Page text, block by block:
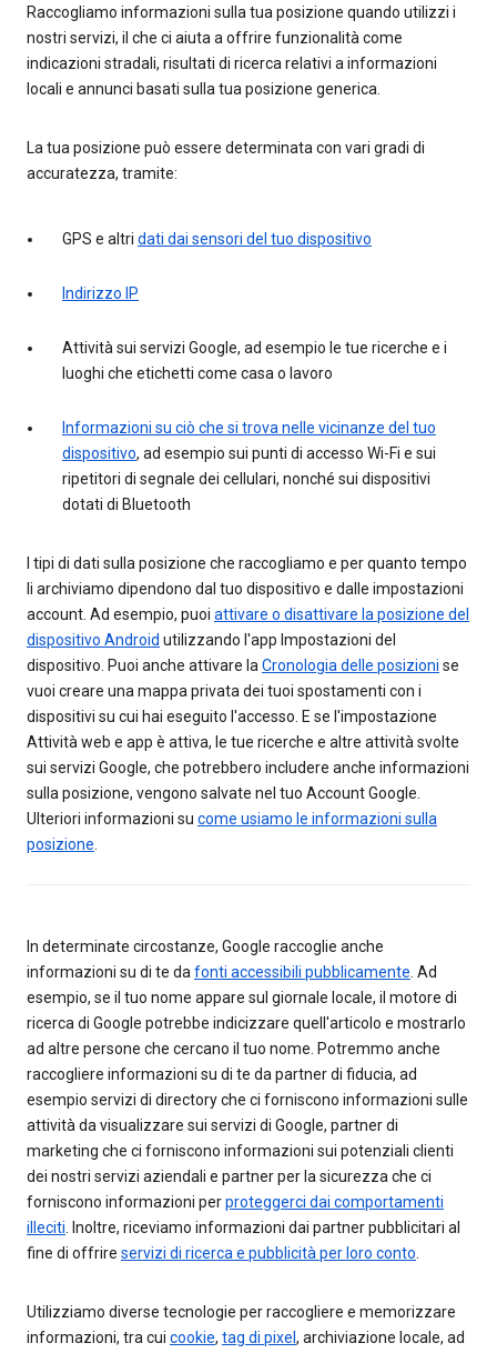
Raccogliamo informazioni sulla tua posizione quando utilizzi i
nostri servizi, il che ci aiuta a offrire funzionalità come
indicazioni stradali, risultati di ricerca relativi a informazioni
locali e annunci basati sulla tua posizione generica.
La tua posizione può essere determinata con vari gradi di
accuratezza, tramite:
GPS e altri dati dai sensori del tuo dispositivo
Indirizzo IP
Attività sui servizi Google, ad esempio le tue ricerche e i
luoghi che etichetti come casa o lavoro
Informazioni su ciò che si trova nelle vicinanze del tuo
dispositivo, ad esempio sui punti di accesso Wi-Fi e sui
ripetitori di segnale dei cellulari, nonché sui dispositivi
dotati di Bluetooth
I tipi di dati sulla posizione che raccogliamo e per quanto tempo
li archiviamo dipendono dal tuo dispositivo e dalle impostazioni
account. Ad esempio, puoi attivare o disattivare la posizione del
dispositivo Android utilizzando l'app Impostazioni del
dispositivo. Puoi anche attivare laCronologia delle posizioni se
vuoi creare una mappa privata dei tuoi spostamenti con i
dispositivi su cui hai eseguito l'accesso. E se l'impostazione
Attività web e app è attiva, le tue ricerche e altre attività svolte
sui servizi Google, che potrebbero includere anche informazioni
sulla posizione, vengono salvate nel tuo Account Google.
Ulteriori informazioni su come usiamo le informazioni sulla
posizione.
In determinate circostanze, Google raccoglie anche
informazioni su di te dafonti accessibili pubblicamente. Ad
esempio, se il tuo nome appare sul giornale locale, il motore di
ricerca di Google potrebbe indicizzare quell'articolo e mostrarlo
ad altre persone che cercano il tuo nome. Potremmo anche
raccogliere informazioni su di te da partner di fiducia, ad
esempio servizi di directory che ci forniscono informazioni sulle
attività da visualizzare sui servizi di Google, partner di
marketing che ci forniscono informazioni sui potenziali clienti
dei nostri servizi aziendali e partner per la sicurezza che ci
forniscono informazioni perproteggerci dai comportamenti
illeciti. Inoltre, riceviamo informazioni dai partner pubblicitari al
fine di offrire servizi di ricerca e pubblicità per loro conto.
Utilizziamo diverse tecnologie per raccogliere e memorizzare
informazioni, tra cui cookie, tag di pixel , archiviazione locale, ad